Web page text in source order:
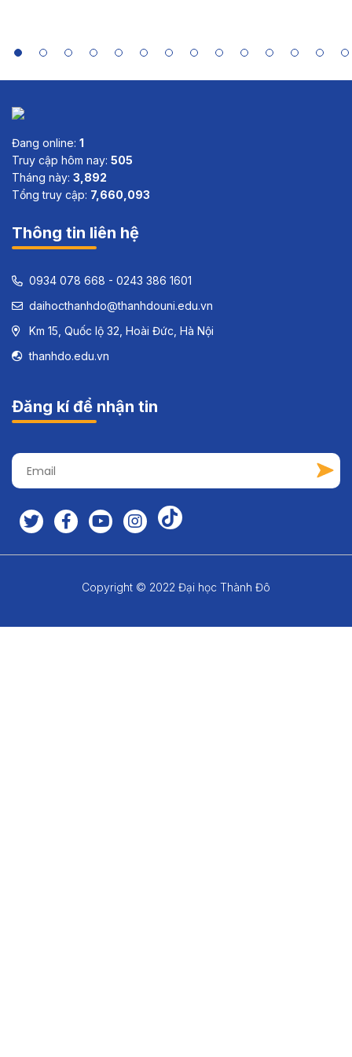
Nam
Đang online: 1
Truy cập hôm nay: 505
Tháng này: 3,892
Tổng truy cập: 7,660,093
Thông tin liên hệ
0934 078 668 - 0243 386 1601
daihocthanhdo@thanhdouni.edu.vn
Km 15, Quốc lộ 32, Hoài Đức, Hà Nội
thanhdo.edu.vn
Đăng kí để nhận tin
Copyright © 2022 Đại học Thành Đô